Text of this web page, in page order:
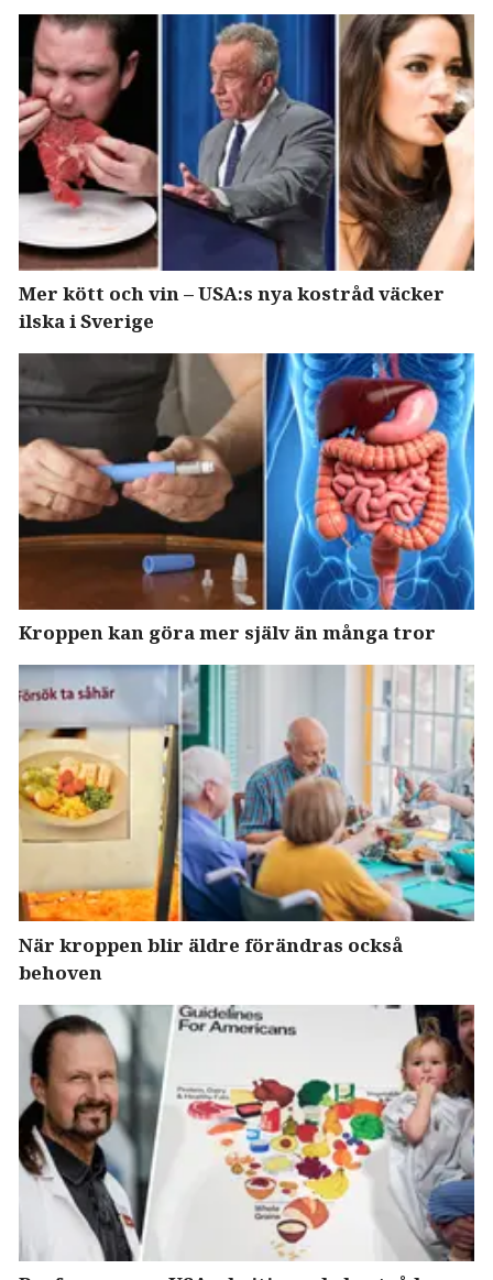
Mer kött och vin – USA:s nya kostråd väcker
ilska i Sverige
Kroppen kan göra mer själv än många tror
När kroppen blir äldre förändras också
behoven